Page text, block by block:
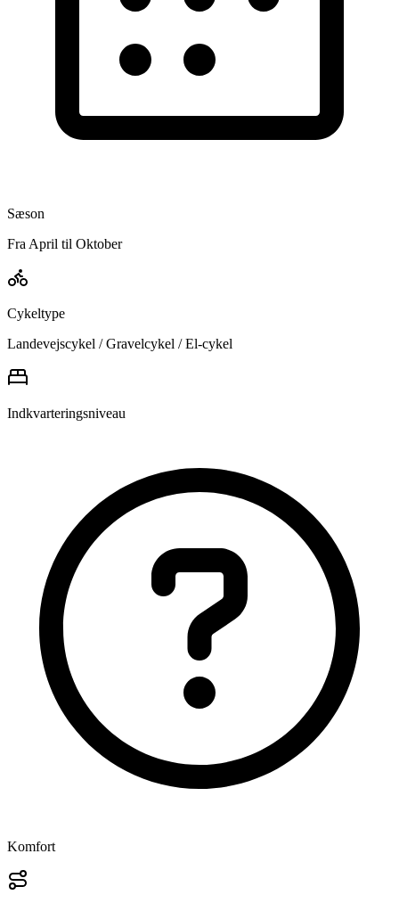
Sæson
Fra April til Oktober
Cykeltype
Landevejscykel / Gravelcykel / El-cykel
Indkvarteringsniveau
Komfort